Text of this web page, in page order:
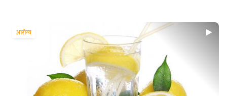
आरोग्य